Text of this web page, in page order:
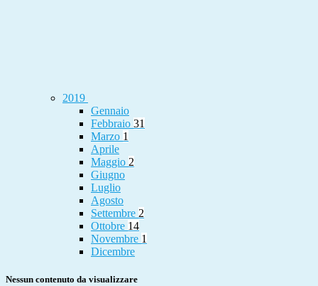
2019
Gennaio
Febbraio 31
Marzo 1
Aprile
Maggio 2
Giugno
Luglio
Agosto
Settembre 2
Ottobre 14
Novembre 1
Dicembre
Nessun contenuto da visualizzare